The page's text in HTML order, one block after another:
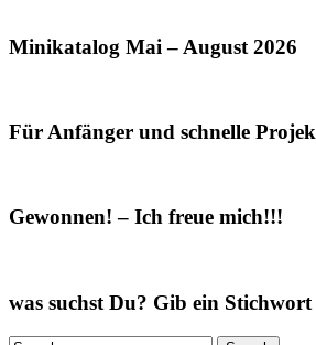
Minikatalog Mai – August 2026
Für Anfänger und schnelle
Gewonnen! – Ich freue mich!!!
was suchst Du? Gib ein